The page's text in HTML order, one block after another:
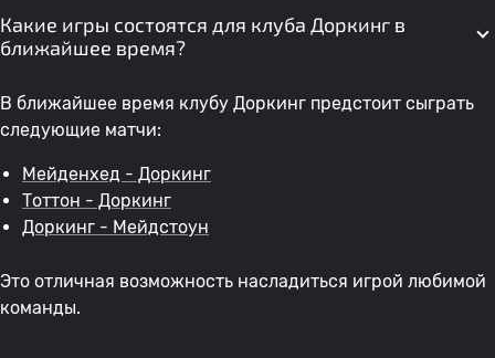
Какие игры состоятся для клуба Доркинг в
ближайшее время?
В ближайшее время клубу Доркинг предстоит сыграть
следующие матчи:
Мейденхед - Доркинг
Тоттон - Доркинг
Доркинг - Мейдстоун
Это отличная возможность насладиться игрой любимой
команды.